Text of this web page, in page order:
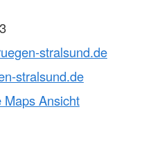
stralsund.de
stralsund.de
Maps Ansicht